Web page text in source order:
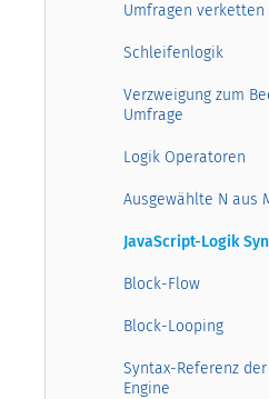
Umfragen verketten
Schleifenlogik
Verzweigung zum
Umfrage
Logik Operatoren
Ausgewählte N aus
JavaScript-Logik
Block-Flow
Block-Looping
Syntax-Referenz
Engine